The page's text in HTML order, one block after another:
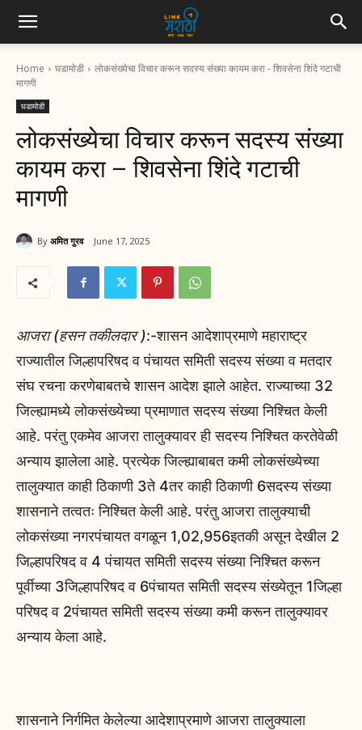
Home घडामोडी
लोकसंख्येचा विचार करून सदस्य संख्या कायम करा - शिवसेना शिंदे गटाची
मागणी
घडामोडी
लोकसंख्येचा विचार करून सदस्य संख्या
कायम करा – शिवसेना शिंदे गटाची
मागणी
By अमित गुरव June 17, 2025
आजरा (हसन तकीलदार ):-शासन आदेशाप्रमाणे महाराष्ट्र
राज्यातील जिल्हापरिषद व पंचायत समिती सदस्य संख्या व मतदार
संघ रचना करणेबाबतचे शासन आदेश झाले आहेत. राज्याच्या 32
जिल्ह्यामध्ये लोकसंख्येच्या प्रमाणात सदस्य संख्या निश्चित केली
आहे. परंतु एकमेव आजरा तालुक्यावर ही सदस्य निश्चित करतेवेळी
अन्याय झालेला आहे. प्रत्येक जिल्ह्याबाबत कमी लोकसंख्येच्या
तालुक्यात काही ठिकाणी 3ते 4तर काही ठिकाणी 6सदस्य संख्या
शासनाने तत्वतः निश्चित केली आहे. परंतु आजरा तालुक्याची
लोकसंख्या नगरपंचायत वगळून 1,02,956इतकी असून देखील 2
जिल्हापरिषद व 4 पंचायत समिती सदस्य संख्या निश्चित करून
पूर्वीच्या 3जिल्हापरिषद व 6पंचायत समिती सदस्य संख्येतून 1जिल्हा
परिषद व 2पंचायत समिती सदस्य संख्या कमी करून तालुक्यावर
अन्याय केला आहे.
शासनाने निर्गमित केलेल्या आदेशाप्रमाणे आजरा तालुक्याला